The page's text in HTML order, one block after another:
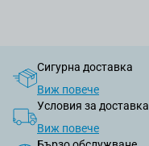
Сигурна доставка
Виж повече
Условия за доставка
Виж повече